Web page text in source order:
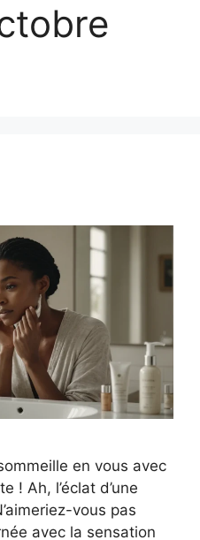
en vous avec
! Ah, l’éclat d’une
vous pas
avec la sensation